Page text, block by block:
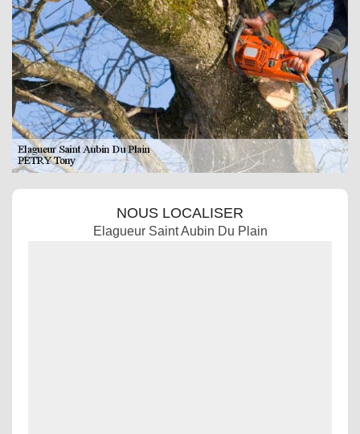
NOUS LOCALISER
Elagueur Saint Aubin Du Plain